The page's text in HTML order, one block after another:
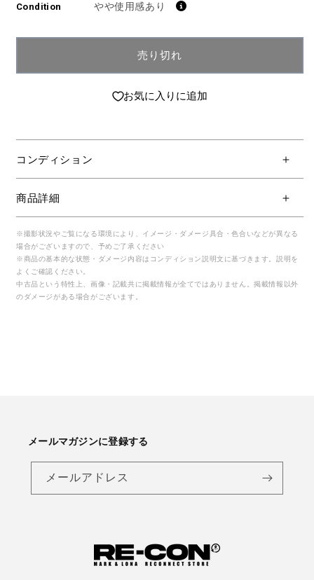
Condition やや使用感あり
売り切れ
お気に入りに追加
コンディション
商品詳細
※撮影状況やご覧になる環境により、イメージ・ダメージ具合・色合いなどが異なる
場合がございますので、予めご了承ください
※商品の基本的な状態・ダメージ内容はコンディション説明文に基づきます。説明を
よくご確認ください。
中古品という特性上、画像・記載共に掲載情報が全てではありません。掲載情報以外
のダメージがある場合がございます。
メールマガジンに登録する
メールアドレス